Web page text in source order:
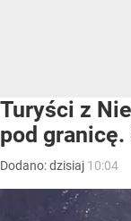
Turyści z
pod granicę.
Dodano:dzisiaj 10:04